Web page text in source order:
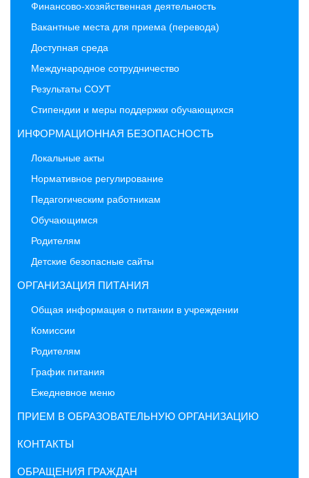
Финансово-хозяйственная деятельность
Вакантные места для приема (перевода)
Доступная среда
Международное сотрудничество
Результаты СОУТ
Стипендии и меры поддержки обучающихся
ИНФОРМАЦИОННАЯ БЕЗОПАСНОСТЬ
Локальные акты
Нормативное регулирование
Педагогическим работникам
Обучающимся
Родителям
Детские безопасные сайты
ОРГАНИЗАЦИЯ ПИТАНИЯ
Общая информация о питании в учреждении
Комиссии
Родителям
График питания
Ежедневное меню
ПРИЕМ В ОБРАЗОВАТЕЛЬНУЮ ОРГАНИЗАЦИЮ
КОНТАКТЫ
ОБРАЩЕНИЯ ГРАЖДАН